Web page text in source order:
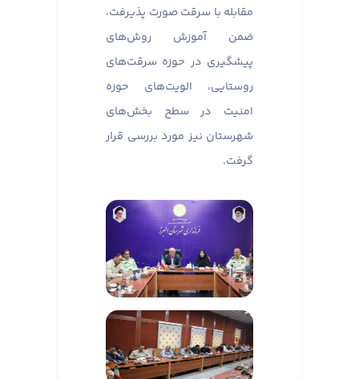
مقابله با سرقت صورت پذیرفت،
ضمن آموزش روش‌های
پیشگیری در حوزه سرقت‌های
روستایی، الویت‌های حوزه
امنیت در سطح بخش‌های
شهرستان نیز مورد بررسی قرار
گرفت.